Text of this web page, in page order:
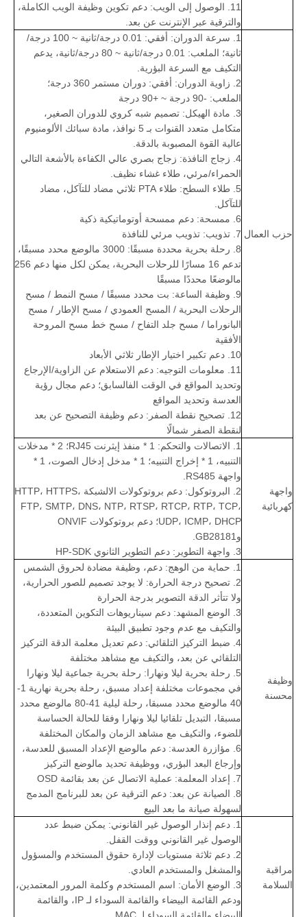
11. الوصول إلى الويب: دعم تكوين وظيفة الويب الكاملة،
والترقية عبر الإنترنت عن بعد.
حزب العمال
1. سرعة الدوران: أفقي: 0.01 درجة/ثانية ~ 100 درجة/
ثانية؛ الملعب: 0.01 درجة/ثانية ~ 80 درجة/ثانية، يدعم
التكيف مع السرعة البؤرية.
2. زاوية الدوران: أفقي: دوران مستمر 360 درجة؛
الملعب: -90 درجة ~ +90 درجة
3. مادة الهيكل: تصميم شبه كروي للدوران الصغير،
متكامل متعدد القنوات بـ 5 نوافذ، مادة سبائك الألومنيوم
عالية القوة المصبوبة بالدقة.
4. زجاج النافذة: زجاج بصري عالي الكفاءة بالأشعة التالي
الحمراء/مرئي، طلاء غشاء نظيف.
5. طلاء السطح: طلاء PTA ثلاثي مضاد للتآكل، مضاد
للتآكل.
6. ممسحة: دعم ممسحة أوتوماتيكية ذكية
7. تذويب: تذويب مرئي للنافذة
8. رحلة بحرية محددة مسبقًا: 3000 مالوضع محدد مسبقًا،
تدعم 16 مسارًا للرحلات البحرية، يمكن لكل منها دعم 256
مالوضعًا محددًا مسبقًا
9. وظيفة الساعة: بت محدد مسبقًا / مسح النمط / مسح
الرحلات البحرية / المسح العمودي / مسح الإطار / مسح
البانوراما / مسح جلد التفاح / مسح خط مسح المروحة
الأفقية
10. دعم تكبير اختيار الإطار ثلاثي الأبعاد
11. معلومات التوجيه: دعم الاستعلام عن الزاوية/الإرجاع
وتحديد المواقع في الوقت الفالسابق؛ دعم مجال رؤية
العدسة وتحديد المواقع
12. تصحيح نقطة الصفر: دعم وظيفة التصحيح عن بعد
لنقطة الصفر شمالًا
واجهة
كهربائية
1. الاتصالات والتحكم: 1 * منفذ إيثرنت RJ45؛ 2 * مدخلات
التنبيه، 1 * إخراج التنبيه؛ 1 * مدخل إدخال الصوت، 1 *
واجهة RS485.
2. البروتوكول: دعم بروتوكولات الالشبكة HTTP، HTTPS،
FTP، SMTP، DNS، NTP، RTSP، RTCP، RTP، TCP،
UDP، ICMP، DHCP؛ دعم بروتوكولات ONVIF
وGB28181.
3. واجهة التطوير: دعم التطوير الثانوي HP-SDK
وظيفة
محسنة
1. حماية من الوهج: دعم، وظيفة مضادة لحروق الشمس
2. تصحيح درجة الحرارة: لا يوجد تصميم للصور الحرارية،
ولا تتأثر الدقة التصوير بدرجة الحرارة
3. الوضع المشهد: دعم سيناريوهات التكوين المتعددة،
والتكيف مع عدم وجود تطبيق البيئة
4. ضبط التركيز التلقائي: دعم تعديل معلمة الدقة التركيز
التلقائي عن بعد، والتكيف مع مشاهد مختلفة
5. رحلة بحرية ليلا ونهارا: رحلة بحرية جماعية ليلا ونهارا
في مجموعات مختلفة إعداد مسبق، رحلة بحرية نهارية 1-
40 مالوضع محدد مسبقا، رحلة ليلية 41-80 مالوضع محدد
مسبقا، التبديل تلقائيا ليلا ونهارا وفقا للحالة الحساسة
للضوء، والتكيف مع مشاهد الزمان والمكان المختلفة
6. مؤازرة العدسة: دعم مالوضع الإعداد المسبق للعدسة،
وإرجاع البعد البؤري، ووظيفة تحديد مالوضع التركيز
7. إعداد المعلمة: عملية الاتصال عن بعد بقائمة OSD
8. الصيانة عن بعد: دعم الترقية عن بعد للبرنامج المدمج
لسهولة صيانة ما بعد البيع
مراقبة
السلامة
1. دعم إنذار الوصول غير القانوني: يمكن ضبط عدد
الوصول غير القانوني ووقت القفل.
2. دعم ثلاثة مستويات لإدارة حقوق المستخدم والمسؤول
والمشغل والمستخدم العادي.
3. الوضع الأمان: اسم المستخدم وكلمة المرور المعتمدين،
ودعم القائمة البيضاء والقائمة السوداء لـ IP، والقائمة